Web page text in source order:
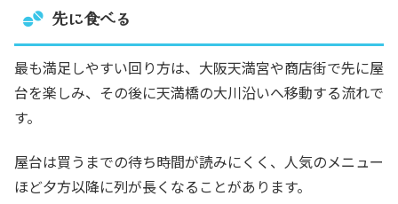
先に食べる
最も満足しやすい回り方は、大阪天満宮や商店街で先に屋
台を楽しみ、その後に天満橋の大川沿いへ移動する流れで
す。
屋台は買うまでの待ち時間が読みにくく、人気のメニュー
ほど夕方以降に列が長くなることがあります。